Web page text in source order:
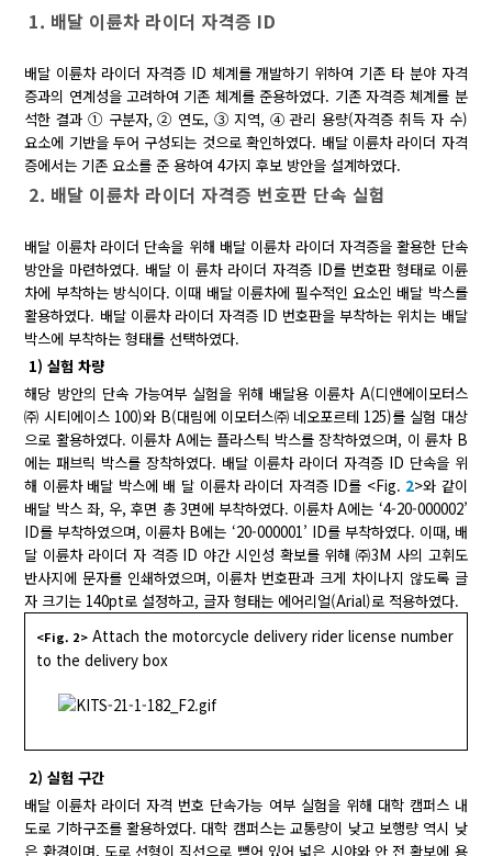
1. 배달 이륜차 라이더 자격증 ID
배달 이륜차 라이더 자격증 ID 체계를 개발하기 위하여 기존 타 분야 자격
증과의 연계성을 고려하여 기존 체계를 준용하였다. 기존 자격증 쳬계를 분
석한 결과 ① 구분자, ② 연도, ③ 지역, ④ 관리 용량(자격증 취득 자 수)
요소에 기반을 두어 구성되는 것으로 확인하였다. 배달 이륜차 라이더 자격
증에서는 기존 요소를 준 용하여 4가지 후보 방안을 설계하였다.
2. 배달 이륜차 라이더 자격증 번호판 단속 실험
배달 이륜차 라이더 단속을 위해 배달 이륜차 라이더 자격증을 활용한 단속
방안을 마련하였다. 배달 이 륜차 라이더 자격증 ID를 번호판 형태로 이륜
차에 부착하는 방식이다. 이때 배달 이륜차에 필수적인 요소인 배달 박스를
활용하였다. 배달 이륜차 라이더 자격증 ID 번호판을 부착하는 위치는 배달
박스에 부착하는 형태를 선택하였다.
1) 실험 차량
해당 방안의 단속 가능여부 실험을 위해 배달용 이륜차 A(디앤에이모터스
㈜ 시티에이스 100)와 B(대림에 이모터스㈜ 네오포르테 125)를 실험 대상
으로 활용하였다. 이륜차 A에는 플라스틱 박스를 장착하였으며, 이 륜차 B
에는 패브릭 박스를 장착하였다. 배달 이륜차 라이더 자격증 ID 단속을 위
해 이륜차 배달 박스에 배 달 이륜차 라이더 자격증 ID를 <Fig. 2>와 같이
배달 박스 좌, 우, 후면 총 3면에 부착하였다. 이륜차 A에는 ‘4-20-000002’
ID를 부착하였으며, 이륜차 B에는 ‘20-000001’ ID를 부착하였다. 이때, 배
달 이륜차 라이더 자 격증 ID 야간 시인성 확보를 위해 ㈜3M 사의 고휘도
반사지에 문자를 인쇄하였으며, 이륜차 번호판과 크게 차이나지 않도록 글
자 크기는 140pt로 설정하고, 글자 형태는 에어리얼(Arial)로 적용하였다.
<Fig. 2> Attach the motorcycle delivery rider license number
to the delivery box
2) 실험 구간
배달 이륜차 라이더 자격 번호 단속가능 여부 실험을 위해 대학 캠퍼스 내
도로 기하구조를 활용하였다. 대학 캠퍼스는 교통량이 낮고 보행량 역시 낮
은 환경이며, 도로 선형이 직선으로 뻗어 있어 넓은 시야와 안 전 확보에 용